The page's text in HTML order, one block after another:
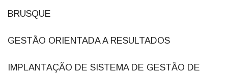
BRUSQUE
GESTÃO ORIENTADA A RESULTADOS
IMPLANTAÇÃO DE SISTEMA DE GESTÃO DE